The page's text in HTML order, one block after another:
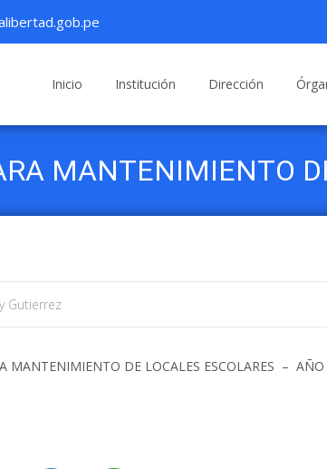
Inicio Institución Dirección
MANTENIMIENTO
Gutierrez
MANTENIMIENTO DE LOCALES ESCOLARES –